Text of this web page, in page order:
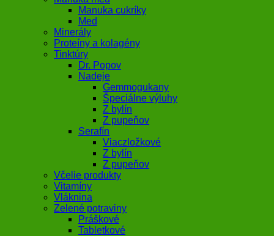
Manuka cukríky
Med
Minerály
Proteíny a kolagény
Tinktúry
Dr. Popov
Nadeje
Gemmogukany
Špeciálne výluhy
Z bylín
Z pupeňov
Serafín
Viaczložkové
Z bylín
Z pupeňov
Včelie produkty
Vitamíny
Vláknina
Zelené potraviny
Práškové
Tabletkové